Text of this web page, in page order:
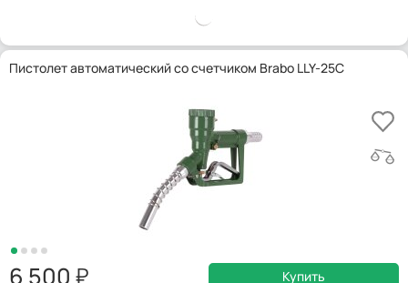
Пистолет автоматический со счетчиком Brabo LLY-25C
6 500 Купить